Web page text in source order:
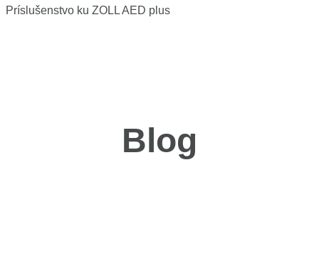
Príslušenstvo ku ZOLL AED plus
Blog